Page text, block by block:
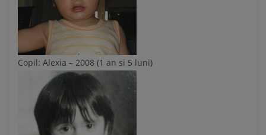
Copil: Alexia – 2008 (1 an si 5 luni)